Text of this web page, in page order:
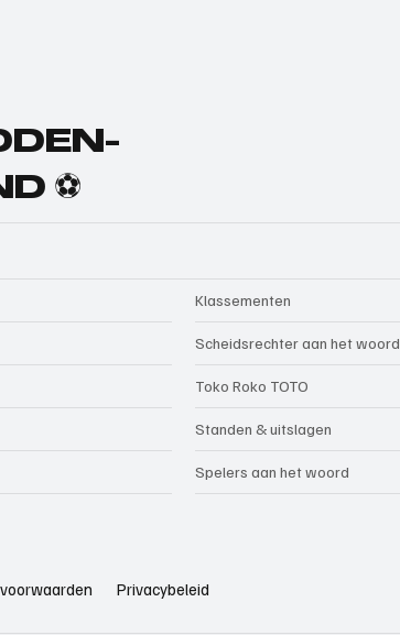
⚽
Klassementen
Scheidsrechter aan het woord
Toko Roko TOTO
Standen & uitslagen
Spelers aan het woord
Privacybeleid